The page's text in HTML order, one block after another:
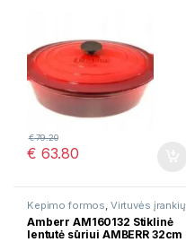
€ 63.80
€79.20
Kepimo formos, Virtuvės įrankių
rinkiniai
Amberr AM160132 Stiklinė
lentutė sūriui AMBERR 32cm